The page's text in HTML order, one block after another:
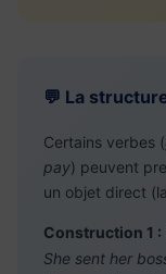
💬 La
Certains verbes (
pay) peuvent
un objet direct
Construction 1 :
She sent her